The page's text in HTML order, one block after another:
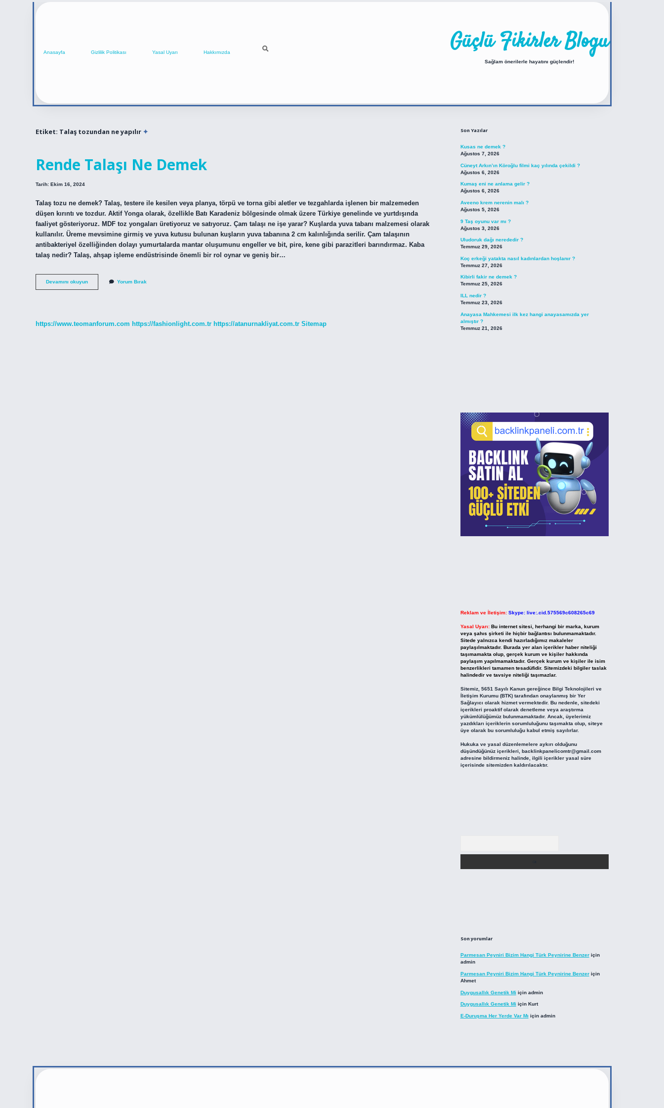
Anasayfa Gizlilik Politikası Yasal Uyarı Hakkımızda Güçlü Fikirler Blogu
Sağlam önerilerle hayatını güçlendir!
Etiket: Talaş tozundan ne yapılır
Rende Talaşı Ne Demek
Tarih: Ekim 16, 2024
Talaş tozu ne demek? Talaş, testere ile kesilen veya planya, törpü ve torna gibi aletler ve tezgahlarda işlenen bir malzemeden
düşen kırıntı ve tozdur. Aktif Yonga olarak, özellikle Batı Karadeniz bölgesinde olmak üzere Türkiye genelinde ve yurtdışında
faaliyet gösteriyoruz. MDF toz yongaları üretiyoruz ve satıyoruz. Çam talaşı ne işe yarar? Kuşlarda yuva tabanı malzemesi olarak
kullanılır. Üreme mevsimine girmiş ve yuva kutusu bulunan kuşların yuva tabanına 2 cm kalınlığında serilir. Çam talaşının
antibakteriyel özelliğinden dolayı yumurtalarda mantar oluşumunu engeller ve bit, pire, kene gibi parazitleri barındırmaz. Kaba
talaş nedir? Talaş, ahşap işleme endüstrisinde önemli bir rol oynar ve geniş bir…
Devamını okuyunRende
Talaşı
Yorum Bırak
https://www.teomanforum.com https://fashionlight.com.tr https://atanurnakliyat.com.tr Sitemap
Son Yazılar
Kusas ne demek ?
Ağustos 7, 2026
Cüneyt Arkın’ın Köroğlu filmi kaç yılında çekildi ?
Ağustos 6, 2026
Kumaş eni ne anlama gelir ?
Ağustos 6, 2026
Aveeno krem nerenin malı ?
Ağustos 5, 2026
9 Taş oyunu var mı ?
Ağustos 3, 2026
Uludoruk dağı nerededir ?
Temmuz 29, 2026
Koç erkeği yatakta nasıl kadınlardan hoşlanır ?
Temmuz 27, 2026
Kibirli fakir ne demek ?
Temmuz 25, 2026
ILL nedir ?
Temmuz 23, 2026
Anayasa Mahkemesi ilk kez hangi anayasamızda yer
almıştır ?
Temmuz 21, 2026
Reklam ve İletişim: Skype: live:.cid.575569c608265c69
Yasal Uyarı: Bu internet sitesi, herhangi bir marka, kurum
veya şahıs şirketi ile hiçbir bağlantısı bulunmamaktadır.
Sitede yalnızca kendi hazırladığımız makaleler
paylaşılmaktadır. Burada yer alan içerikler haber niteliği
taşımamakta olup, gerçek kurum ve kişiler hakkında
paylaşım yapılmamaktadır. Gerçek kurum ve kişiler ile isim
benzerlikleri tamamen tesadüfidir. Sitemizdeki bilgiler taslak
halindedir ve tavsiye niteliği taşımazlar.
Sitemiz, 5651 Sayılı Kanun gereğince Bilgi Teknolojileri ve
İletişim Kurumu (BTK) tarafından onaylanmış bir Yer
Sağlayıcı olarak hizmet vermektedir. Bu nedenle, sitedeki
içerikleri proaktif olarak denetleme veya araştırma
yükümlülüğümüz bulunmamaktadır. Ancak, üyelerimiz
yazdıkları içeriklerin sorumluluğunu taşımakta olup, siteye
üye olarak bu sorumluluğu kabul etmiş sayılırlar.
Hukuka ve yasal düzenlemelere aykırı olduğunu
düşündüğünüz içerikleri, backlinkpanelicomtr@gmail.com
adresine bildirmeniz halinde, ilgili içerikler yasal süre
içerisinde sitemizden kaldırılacaktır.
Son yorumlar
Parmesan Peyniri Bizim Hangi Türk Peynirine Benzeriçin
admin
Parmesan Peyniri Bizim Hangi Türk Peynirine Benzeriçin
Ahmet
Duygusallık Genetik Mi için admin
Duygusallık Genetik Mi için Kurt
E-Duruşma Her Yerde Var Mı için admin
https://betexper.live/